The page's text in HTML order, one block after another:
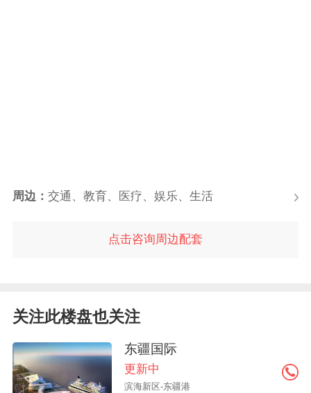
周边： 交通、教育、医疗、娱乐、生活
点击咨询周边配套
关注此楼盘也关注
东疆国际
更新中
滨海新区-东疆港